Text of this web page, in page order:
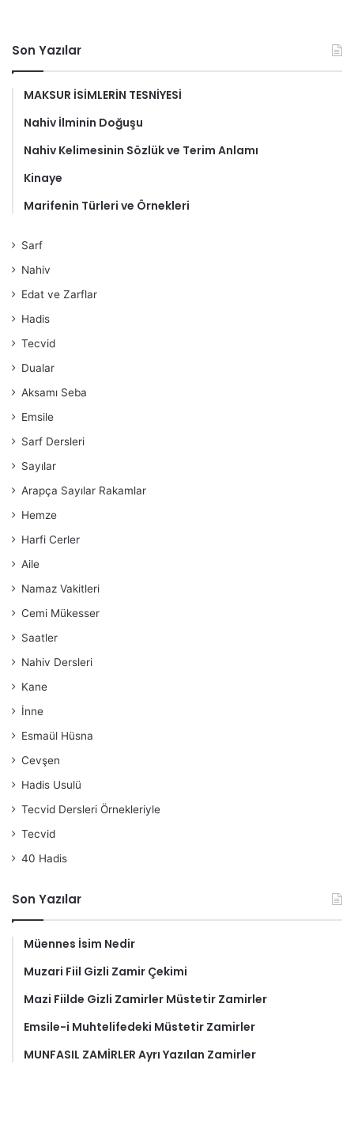
Son Yazılar
MAKSUR İSİMLERİN TESNİYESİ
Nahiv İlminin Doğuşu
Nahiv Kelimesinin Sözlük ve Terim Anlamı
Kinaye
Marifenin Türleri ve Örnekleri
Sarf
Nahiv
Edat ve Zarflar
Hadis
Tecvid
Dualar
Aksamı Seba
Emsile
Sarf Dersleri
Sayılar
Arapça Sayılar Rakamlar
Hemze
Harfi Cerler
Aile
Namaz Vakitleri
Cemi Mükesser
Saatler
Nahiv Dersleri
Kane
İnne
Esmaül Hüsna
Cevşen
Hadis Usulü
Tecvid Dersleri Örnekleriyle
Tecvid
40 Hadis
Son Yazılar
Müennes İsim Nedir
Muzari Fiil Gizli Zamir Çekimi
Mazi Fiilde Gizli Zamirler Müstetir Zamirler
Emsile-i Muhtelifedeki Müstetir Zamirler
MUNFASIL ZAMİRLER Ayrı Yazılan Zamirler